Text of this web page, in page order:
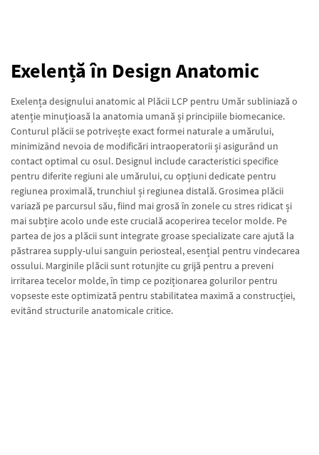
Exelență în Design Anatomic
Exelența designului anatomic al Plăcii LCP pentru Umăr subliniază o
atenție minuțioasă la anatomia umană și principiile biomecanice.
Conturul plăcii se potrivește exact formei naturale a umărului,
minimizând nevoia de modificări intraoperatorii și asigurând un
contact optimal cu osul. Designul include caracteristici specifice
pentru diferite regiuni ale umărului, cu opțiuni dedicate pentru
regiunea proximală, trunchiul și regiunea distală. Grosimea plăcii
variază pe parcursul său, fiind mai grosă în zonele cu stres ridicat și
mai subțire acolo unde este crucială acoperirea tecelor molde. Pe
partea de jos a plăcii sunt integrate groase specializate care ajută la
păstrarea supply-ului sanguin periosteal, esențial pentru vindecarea
ossului. Marginile plăcii sunt rotunjite cu grijă pentru a preveni
irritarea tecelor molde, în timp ce poziționarea golurilor pentru
vopseste este optimizată pentru stabilitatea maximă a construcției,
evitând structurile anatomicale critice.